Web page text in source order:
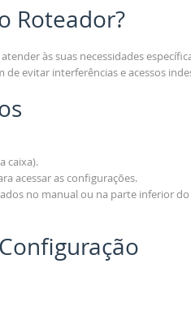
Roteador?
às suas necessidades
evitar interferências e acessos
caixa).
acessar as configurações.
no manual ou na parte inferior do